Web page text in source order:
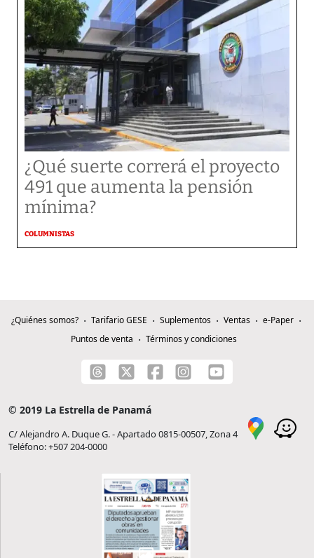
¿Qué suerte correrá el proyecto
491 que aumenta la pensión
mínima?
COLUMNISTAS
¿Quiénes somos? Tarifario GESE Suplementos Ventas
e-Paper
Puntos de venta
Términos y condiciones
© 2019 La Estrella de Panamá
C/ Alejandro A. Duque G. - Apartado 0815-00507, Zona 4
Teléfono: +507 204-0000